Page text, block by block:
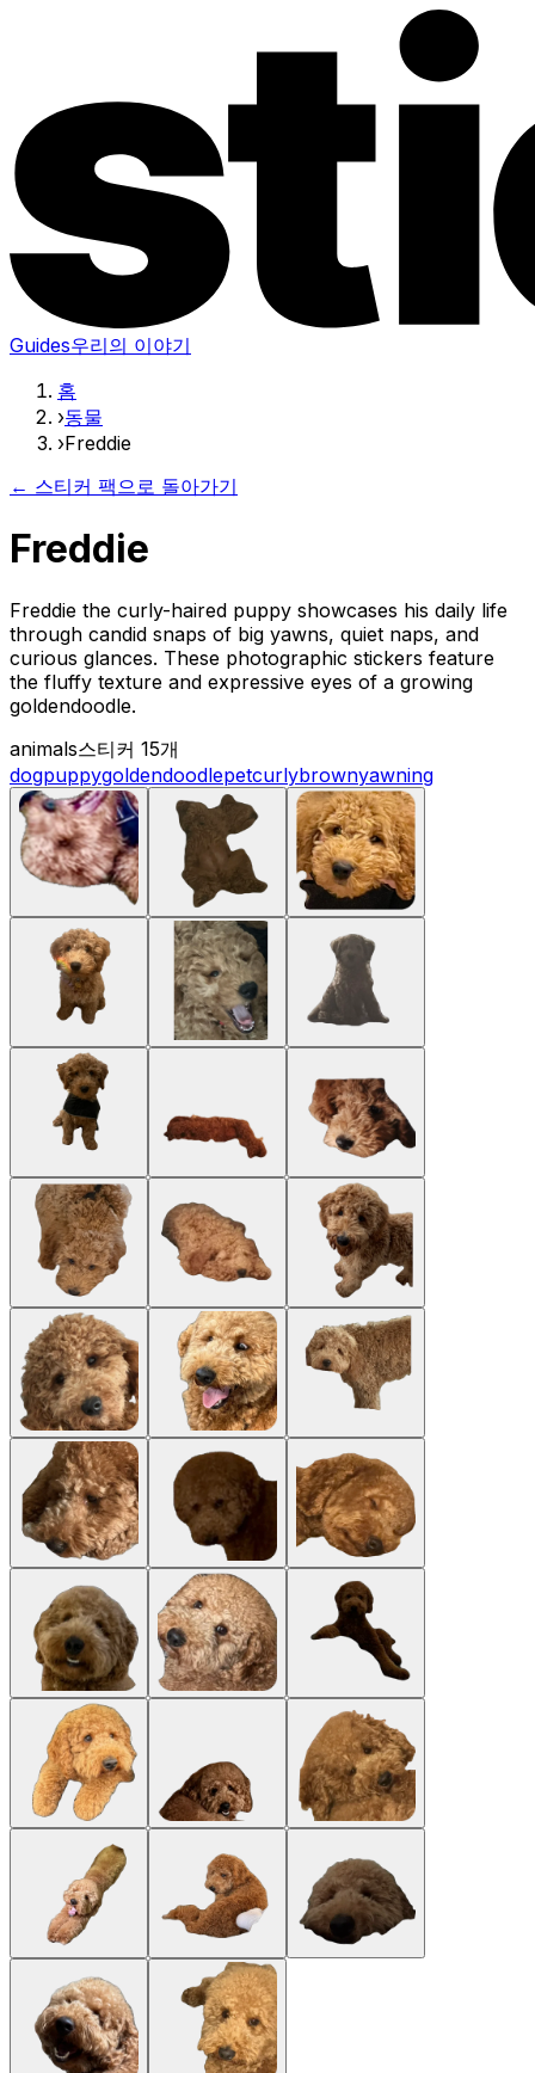
Guides우리의 이야기
홈
›동물
›Freddie
← 스티커 팩으로 돌아가기
Freddie
Freddie the curly-haired puppy showcases his daily life
through candid snaps of big yawns, quiet naps, and
curious glances. These photographic stickers feature
the fluffy texture and expressive eyes of a growing
goldendoodle.
animals스티커 15개
dogpuppygoldendoodlepetcurlybrownyawning